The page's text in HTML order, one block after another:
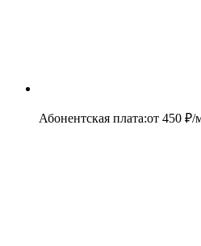
Абонентская плата:от 450 ₽/